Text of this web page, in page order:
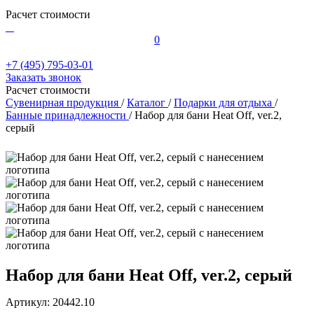
Расчет стоимости
0
+7 (495) 795-03-01
Заказать звонок
Расчет стоимости
Сувенирная продукция / Каталог / Подарки для отдыха /
Банные принадлежности / Набор для бани Heat Off, ver.2,
серый
Набор для бани Heat Off, ver.2, серый
Артикул: 20442.10